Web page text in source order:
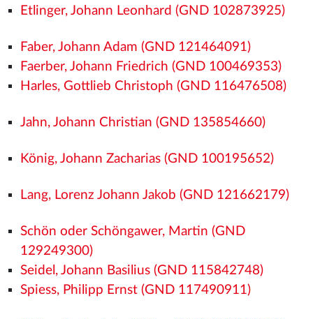
Etlinger, Johann Leonhard (GND 102873925)
Faber, Johann Adam (GND 121464091)
Faerber, Johann Friedrich (GND 100469353)
Harles, Gottlieb Christoph (GND 116476508)
Jahn, Johann Christian (GND 135854660)
König, Johann Zacharias (GND 100195652)
Lang, Lorenz Johann Jakob (GND 121662179)
Schön oder Schöngawer, Martin (GND
129249300)
Seidel, Johann Basilius (GND 115842748)
Spiess, Philipp Ernst (GND 117490911)